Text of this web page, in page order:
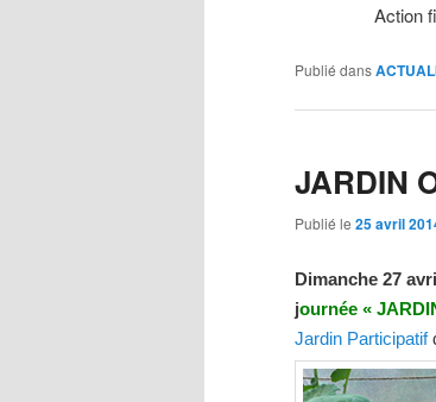
Action
Publié dans
JARDIN
Publié le 25 avril
Dimanche 27
journée «
Jardin Participatif